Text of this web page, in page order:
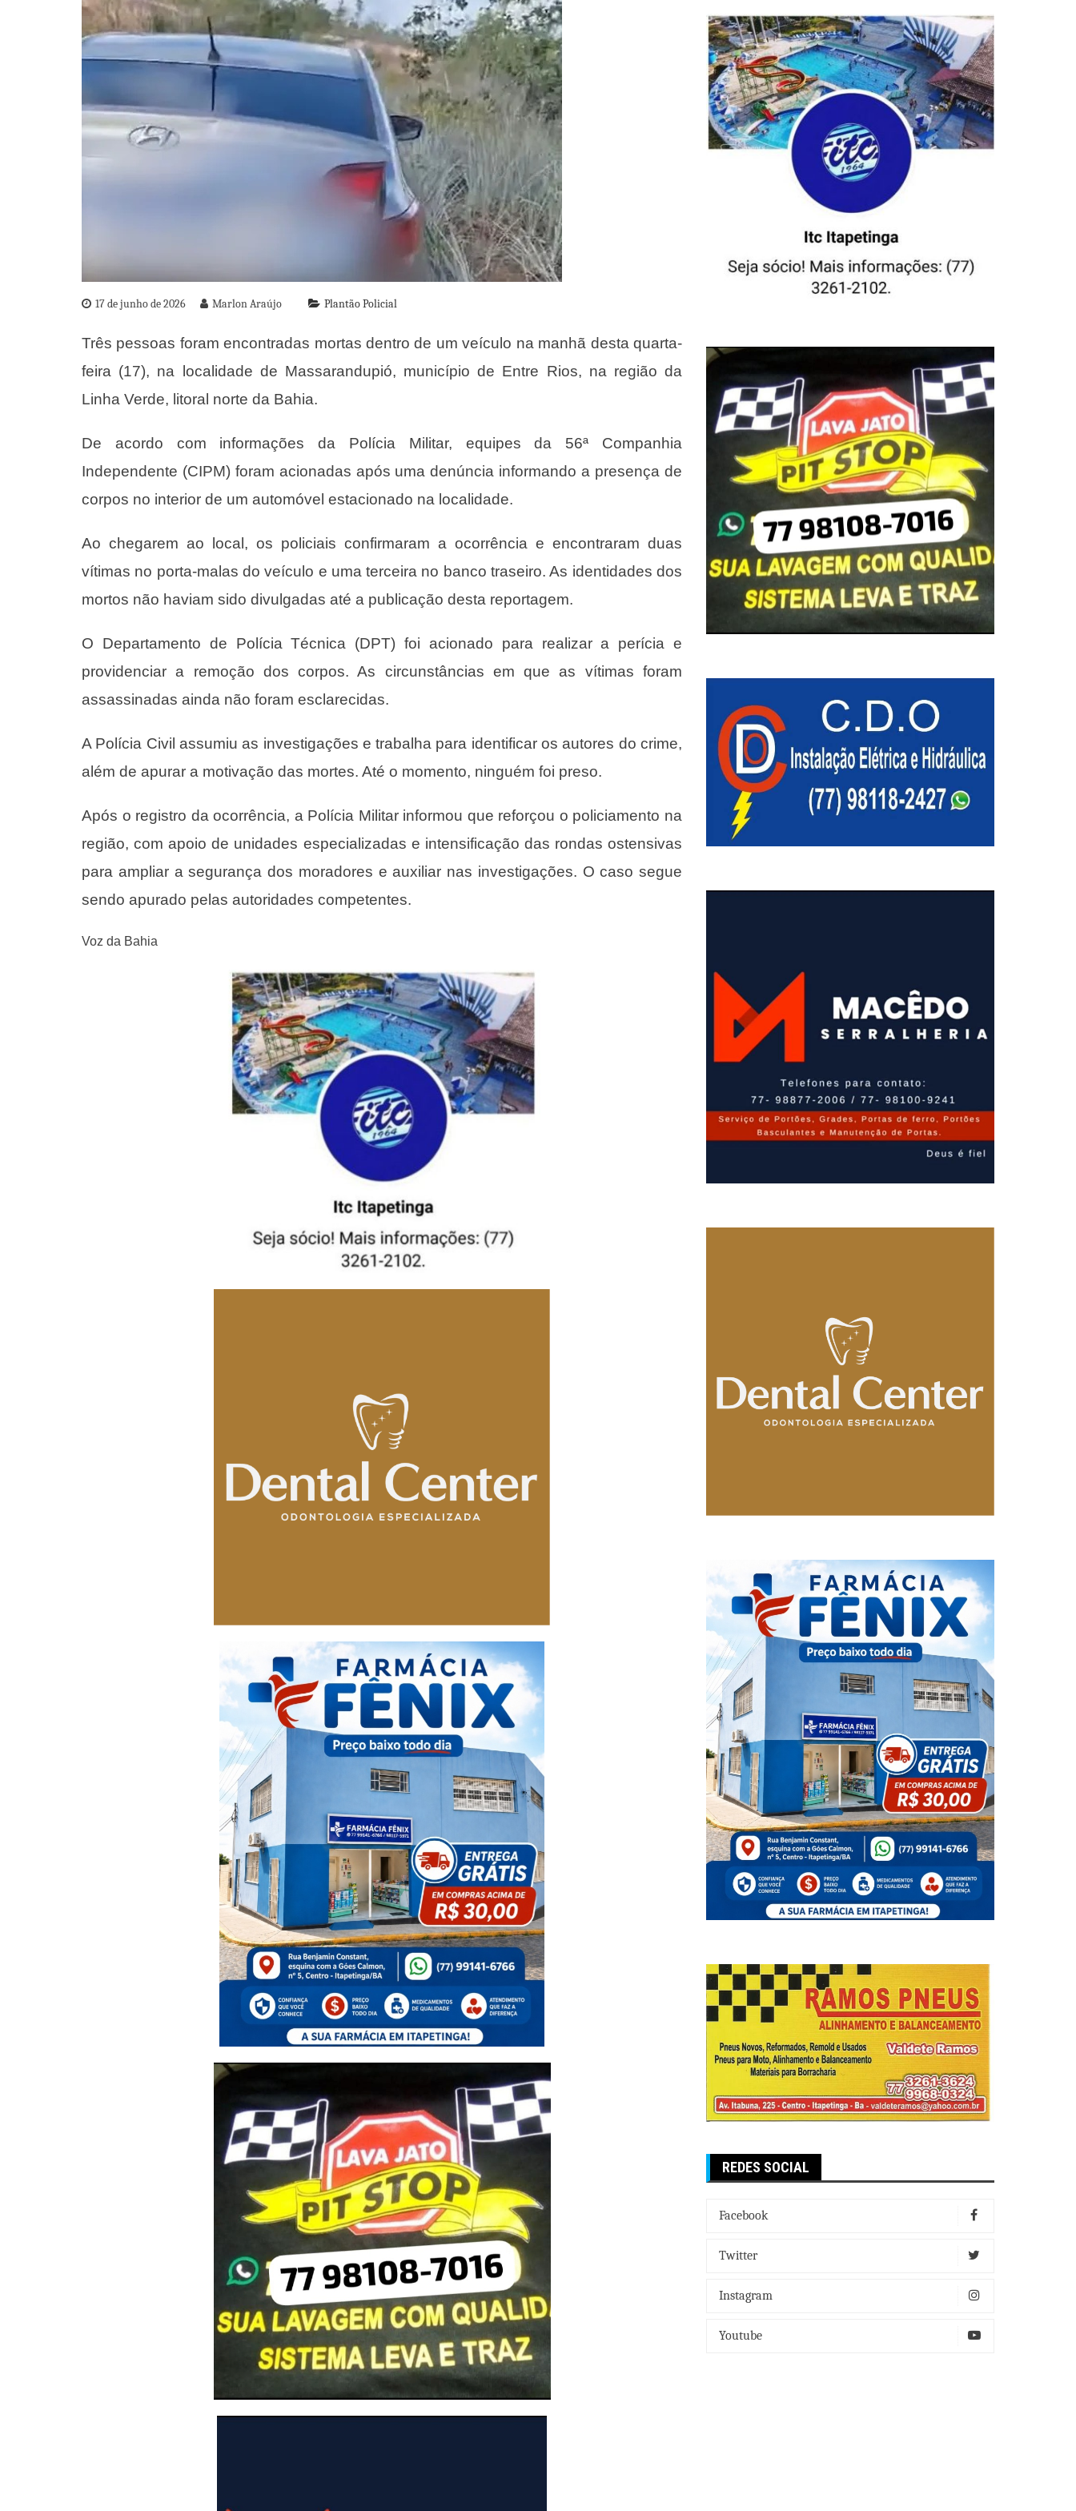
17 de junho de 2026 Marlon Araújo Plantão Policial
Três pessoas foram encontradas mortas dentro de um veículo na manhã desta quarta-
feira (17), na localidade de Massarandupió, município de Entre Rios, na região da
Linha Verde, litoral norte da Bahia.
De acordo com informações da Polícia Militar, equipes da 56ª Companhia
Independente (CIPM) foram acionadas após uma denúncia informando a presença de
corpos no interior de um automóvel estacionado na localidade.
Ao chegarem ao local, os policiais confirmaram a ocorrência e encontraram duas
vítimas no porta-malas do veículo e uma terceira no banco traseiro. As identidades dos
mortos não haviam sido divulgadas até a publicação desta reportagem.
O Departamento de Polícia Técnica (DPT) foi acionado para realizar a perícia e
providenciar a remoção dos corpos. As circunstâncias em que as vítimas foram
assassinadas ainda não foram esclarecidas.
A Polícia Civil assumiu as investigações e trabalha para identificar os autores do crime,
além de apurar a motivação das mortes. Até o momento, ninguém foi preso.
Após o registro da ocorrência, a Polícia Militar informou que reforçou o policiamento na
região, com apoio de unidades especializadas e intensificação das rondas ostensivas
para ampliar a segurança dos moradores e auxiliar nas investigações. O caso segue
sendo apurado pelas autoridades competentes.
Voz da Bahia
REDES SOCIAL
Facebook
Twitter
Instagram
Youtube